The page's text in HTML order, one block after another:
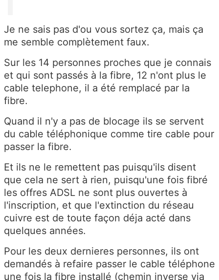
Je ne sais pas d'ou vous sortez ça, mais ça
me semble complètement faux.
Sur les 14 personnes proches que je connais
et qui sont passés à la fibre, 12 n'ont plus le
cable telephone, il a été remplacé par la
fibre.
Quand il n'y a pas de blocage ils se servent
du cable téléphonique comme tire cable pour
passer la fibre.
Et ils ne le remettent pas puisqu'ils disent
que cela ne sert à rien, puisqu'une fois fibré
les offres ADSL ne sont plus ouvertes à
l'inscription, et que l'extinction du réseau
cuivre est de toute façon déja acté dans
quelques années.
Pour les deux dernieres personnes, ils ont
demandés à refaire passer le cable téléphone
une fois la fibre installé (chemin inverse via